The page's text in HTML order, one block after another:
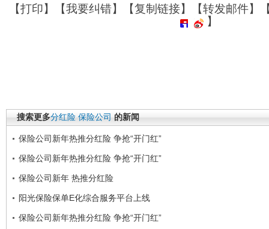
【打印】【我要纠错】【复制链接】【转发邮件】
】
搜索更多分红险 保险公司 的新闻
保险公司新年热推分红险 争抢“开门红”
保险公司新年热推分红险 争抢“开门红”
保险公司新年 热推分红险
阳光保险保单E化综合服务平台上线
保险公司新年热推分红险 争抢“开门红”